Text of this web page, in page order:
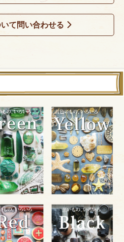
て問い合わせる